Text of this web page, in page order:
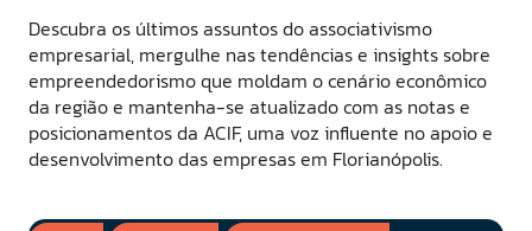
Descubra os últimos assuntos do associativismo
empresarial, mergulhe nas tendências e insights sobre
empreendedorismo que moldam o cenário econômico
da região e mantenha-se atualizado com as notas e
posicionamentos da ACIF, uma voz influente no apoio e
desenvolvimento das empresas em Florianópolis.